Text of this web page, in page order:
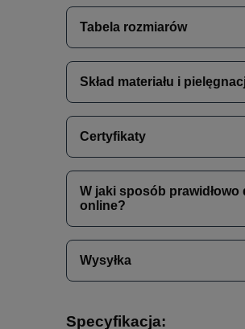
Tabela rozmiarów
Skład materiału i
Certyfikaty
W jaki sposób
online?
Wysyłka
Specyfikacja: